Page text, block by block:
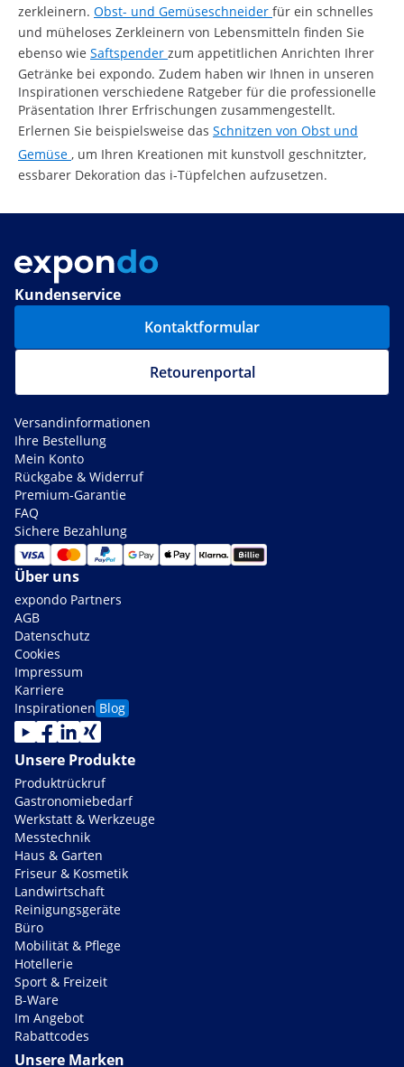
zerkleinern. Obst- und Gemüseschneider für ein schnelles
und müheloses Zerkleinern von Lebensmitteln finden Sie
ebenso wie Saftspender zum appetitlichen Anrichten Ihrer
Getränke bei expondo. Zudem haben wir Ihnen in unseren
Inspirationen verschiedene Ratgeber für die professionelle
Präsentation Ihrer Erfrischungen zusammengestellt.
Erlernen Sie beispielsweise das Schnitzen von Obst und
Gemüse , um Ihren Kreationen mit kunstvoll geschnitzter,
essbarer Dekoration das i-Tüpfelchen aufzusetzen.
Kundenservice
Kontaktformular
Retourenportal
Versandinformationen
Ihre Bestellung
Mein Konto
Rückgabe & Widerruf
Premium-Garantie
FAQ
Sichere Bezahlung
Über uns
expondo Partners
AGB
Datenschutz
Cookies
Impressum
Karriere
Inspirationen Blog
Unsere Produkte
Produktrückruf
Gastronomiebedarf
Werkstatt & Werkzeuge
Messtechnik
Haus & Garten
Friseur & Kosmetik
Landwirtschaft
Reinigungsgeräte
Büro
Mobilität & Pflege
Hotellerie
Sport & Freizeit
B-Ware
Im Angebot
Rabattcodes
Unsere Marken